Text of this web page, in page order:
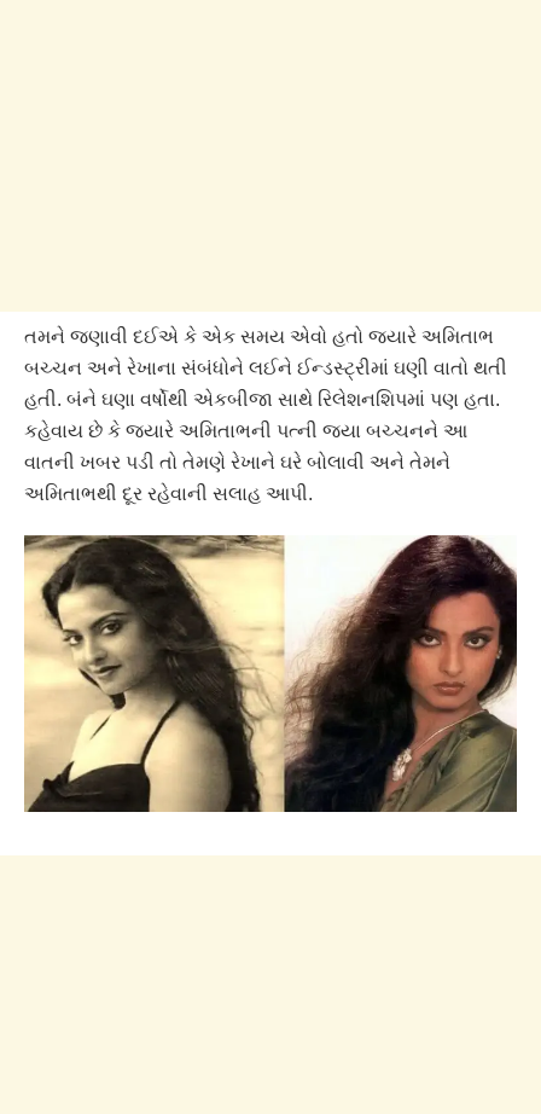
તમને જણાવી દઈએ કે એક સમય એવો હતો જ્યારે અમિતાભ
બચ્ચન અને રેખાના સંબંધોને લઈને ઈન્ડસ્ટ્રીમાં ઘણી વાતો થતી
હતી. બંને ઘણા વર્ષોથી એકબીજા સાથે રિલેશનશિપમાં પણ હતા.
કહેવાય છે કે જ્યારે અમિતાભની પત્ની જયા બચ્ચનને આ
વાતની ખબર પડી તો તેમણે રેખાને ઘરે બોલાવી અને તેમને
અમિતાભથી દૂર રહેવાની સલાહ આપી.